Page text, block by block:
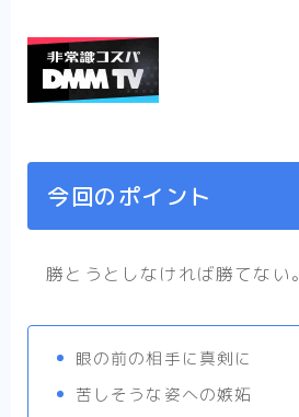
今回のポイント
勝とうとしなければ勝てない。
眼の前の相手に真剣に
苦しそうな姿への嫉妬